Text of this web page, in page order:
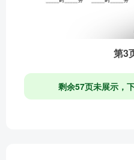
第3
剩余57页未展示，